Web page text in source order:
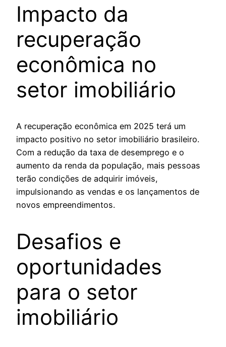
Impacto da
recuperação
econômica no
setor imobiliário
A recuperação econômica em 2025 terá um
impacto positivo no setor imobiliário brasileiro.
Com a redução da taxa de desemprego e o
aumento da renda da população, mais pessoas
terão condições de adquirir imóveis,
impulsionando as vendas e os lançamentos de
novos empreendimentos.
Desafios e
oportunidades
para o setor
imobiliário